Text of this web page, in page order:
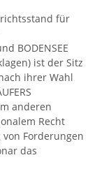
für
BODENSEE
ist der Sitz
nach ihrer Wahl
anderen
Recht
Forderungen
das